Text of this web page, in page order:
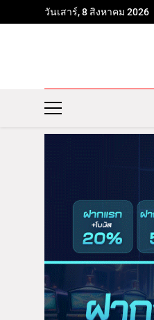
วันเสาร์, 8 สิงหาคม 2026